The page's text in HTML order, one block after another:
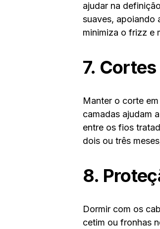
ajudar na
suaves, apoiando
minimiza o frizz e
7.
Manter o corte
camadas ajudam
entre os fios
dois ou três
8.
Dormir com os
cetim ou fronhas